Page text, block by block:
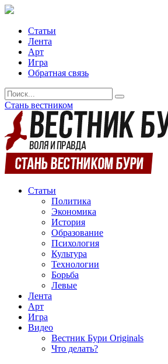
Статьи
Лента
Арт
Игра
Обратная связь
Стань вестником
Статьи
Политика
Экономика
История
Образование
Психология
Культура
Технологии
Борьба
Левые
Лента
Арт
Игра
Видео
Вестник Бури Originals
Что делать?